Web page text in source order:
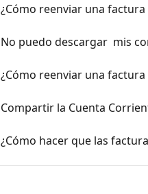
¿Cómo reenviar una factura
No puedo descargar  mis
¿Cómo reenviar una factura
Compartir la Cuenta
¿Cómo hacer que las